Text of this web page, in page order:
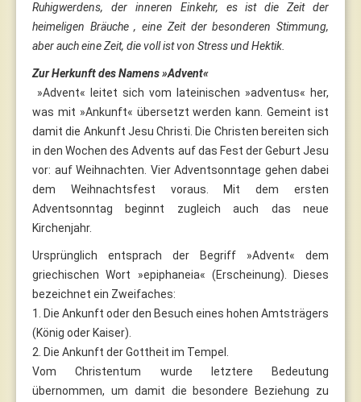
Ruhigwerdens, der inneren Einkehr, es ist die Zeit der
heimeligen Bräuche , eine Zeit der besonderen Stimmung,
aber auch eine Zeit, die voll ist von Stress und Hektik.
Zur Herkunft des Namens »Advent«
»Advent« leitet sich vom lateinischen »adventus« her,
was mit »Ankunft« übersetzt werden kann. Gemeint ist
damit die Ankunft Jesu Christi. Die Christen bereiten sich
in den Wochen des Advents auf das Fest der Geburt Jesu
vor: auf Weihnachten. Vier Adventsonntage gehen dabei
dem Weihnachtsfest voraus. Mit dem ersten
Adventsonntag beginnt zugleich auch das neue
Kirchenjahr.
Ursprünglich entsprach der Begriff »Advent« dem
griechischen Wort »epiphaneia« (Erscheinung). Dieses
bezeichnet ein Zweifaches:
1. Die Ankunft oder den Besuch eines hohen Amtsträgers
(König oder Kaiser).
2. Die Ankunft der Gottheit im Tempel.
Vom Christentum wurde letztere Bedeutung
übernommen, um damit die besondere Beziehung zu